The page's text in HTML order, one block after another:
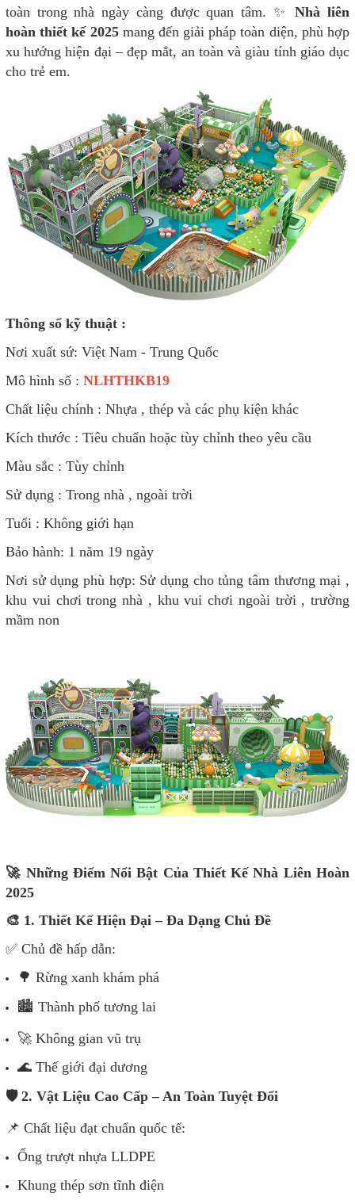
toàn trong nhà ngày càng được quan tâm. ✨Nhà liên
hoàn thiết kế 2025mang đến giải pháp toàn diện, phù hợp
xu hướng hiện đại – đẹp mắt, an toàn và giàu tính giáo dục
cho trẻ em.
Thông số kỹ thuật :
Nơi xuất sứ: Việt Nam - Trung Quốc
Mô hình số : NLHTHKB19
Chất liệu chính : Nhựa , thép và các phụ kiện khác
Kích thước : Tiêu chuẩn hoặc tùy chỉnh theo yêu cầu
Màu sắc : Tùy chỉnh
Sử dụng : Trong nhà , ngoài trời
Tuổi : Không giới hạn
Bảo hành: 1 năm 19 ngày
Nơi sử dụng phù hợp: Sử dụng cho tủng tâm thương mại ,
khu vui chơi trong nhà , khu vui chơi ngoài trời , trường
mầm non
🚀 Những Điểm Nổi Bật Của Thiết Kế Nhà Liên Hoàn
2025
🎨 1. Thiết Kế Hiện Đại – Đa Dạng Chủ Đề
✅ Chủ đề hấp dẫn:
🌳 Rừng xanh khám phá
🏙️ Thành phố tương lai
🚀 Không gian vũ trụ
🌊 Thế giới đại dương
🛡️ 2. Vật Liệu Cao Cấp – An Toàn Tuyệt Đối
📌 Chất liệu đạt chuẩn quốc tế:
Ống trượt nhựa LLDPE
Khung thép sơn tĩnh điện